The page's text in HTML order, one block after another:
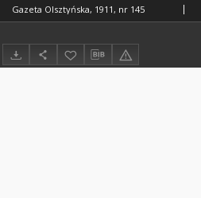
Gazeta Olsztyńska, 1911, nr 145